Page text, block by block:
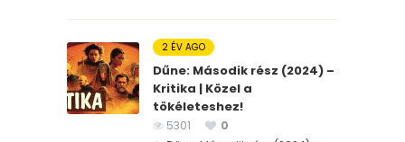
2 ÉV AGO
Dűne: Második rész (2024) –
Kritika | Közel a
tökéleteshez!
5301
0